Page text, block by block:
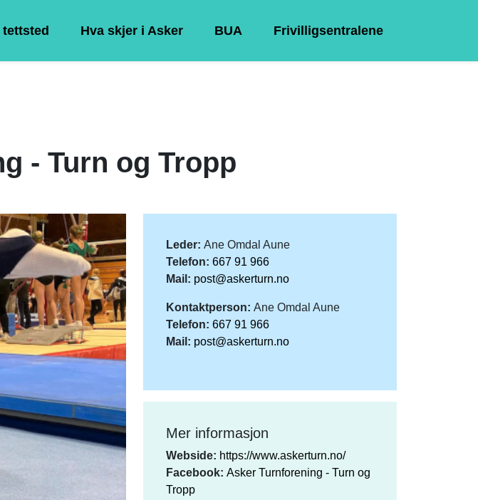
tettsted Hva skjer i Asker BUA Frivilligsentralene
- Turn og Tropp
Leder: Ane Omdal Aune
Telefon: 667 91 966
Mail: post@askerturn.no
Kontaktperson: Ane Omdal Aune
Telefon: 667 91 966
Mail: post@askerturn.no
Mer informasjon
Webside: https://www.askerturn.no/
Facebook: Asker Turnforening - Turn og
Tropp